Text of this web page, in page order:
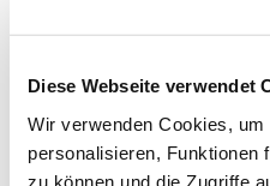
Diese Webseite verwendet
Wir verwenden Cookies,
personalisieren, Funktionen
zu können und die Zugriffe